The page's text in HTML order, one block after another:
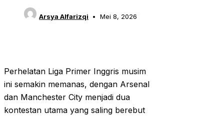
Arsya Alfarizqi Mei 8, 2026
Perhelatan Liga Primer Inggris musim
ini semakin memanas, dengan Arsenal
dan Manchester City menjadi dua
kontestan utama yang saling berebut